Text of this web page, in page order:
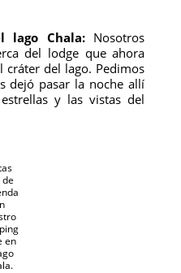
lago Chala:Nosotros
del lodge que ahora
cráter del lago. Pedimos
dejó pasar la noche allí
y las vistas del
de
en